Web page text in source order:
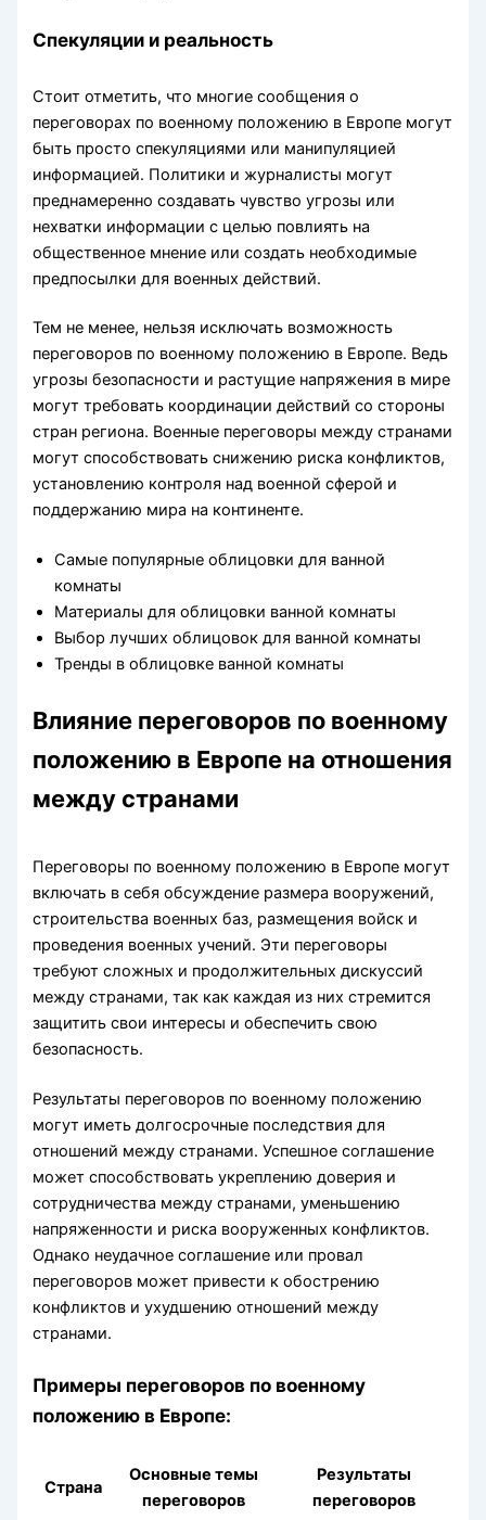
Спекуляции и реальность
Стоит отметить, что многие сообщения о
переговорах по военному положению в Европе могут
быть просто спекуляциями или манипуляцией
информацией. Политики и журналисты могут
преднамеренно создавать чувство угрозы или
нехватки информации с целью повлиять на
общественное мнение или создать необходимые
предпосылки для военных действий.
Тем не менее, нельзя исключать возможность
переговоров по военному положению в Европе. Ведь
угрозы безопасности и растущие напряжения в мире
могут требовать координации действий со стороны
стран региона. Военные переговоры между странами
могут способствовать снижению риска конфликтов,
установлению контроля над военной сферой и
поддержанию мира на континенте.
Самые популярные облицовки для ванной
комнаты
Материалы для облицовки ванной комнаты
Выбор лучших облицовок для ванной комнаты
Тренды в облицовке ванной комнаты
Влияние переговоров по военному
положению в Европе на отношения
между странами
Переговоры по военному положению в Европе могут
включать в себя обсуждение размера вооружений,
строительства военных баз, размещения войск и
проведения военных учений. Эти переговоры
требуют сложных и продолжительных дискуссий
между странами, так как каждая из них стремится
защитить свои интересы и обеспечить свою
безопасность.
Результаты переговоров по военному положению
могут иметь долгосрочные последствия для
отношений между странами. Успешное соглашение
может способствовать укреплению доверия и
сотрудничества между странами, уменьшению
напряженности и риска вооруженных конфликтов.
Однако неудачное соглашение или провал
переговоров может привести к обострению
конфликтов и ухудшению отношений между
странами.
Примеры переговоров по военному
положению в Европе:
Страна
Основные темы
переговоров
Результаты
переговоров